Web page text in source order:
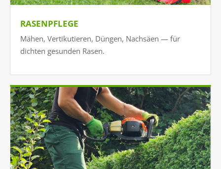
RASENPFLEGE
Mähen, Vertikutieren, Düngen, Nachsäen — für
dichten gesunden Rasen.